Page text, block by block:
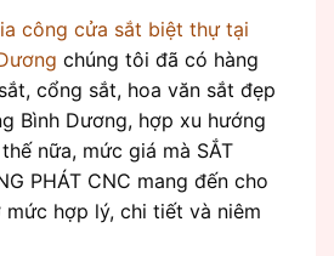
công cửa sắt biệt thự tại
chúng tôi đã có hàng
cổng sắt, hoa văn sắt đẹp
Bình Dương, hợp xu hướng
nữa, mức giá mà SẮT
PHÁT CNC mang đến cho
mức hợp lý, chi tiết và niêm